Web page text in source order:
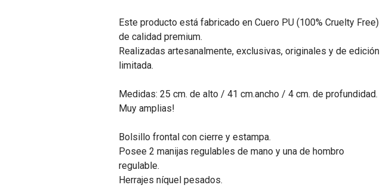
Este producto está fabricado en Cuero PU (100% Cruelty Free)
de calidad premium.
Realizadas artesanalmente, exclusivas, originales y de edición
limitada.
Medidas: 25 cm. de alto / 41 cm.ancho / 4 cm. de profundidad.
Muy amplias!
Bolsillo frontal con cierre y estampa.
Posee 2 manijas regulables de mano y una de hombro
regulable.
Herrajes níquel pesados.